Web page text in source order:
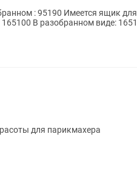
: 95190 Имеется ящик для
для парикмахера